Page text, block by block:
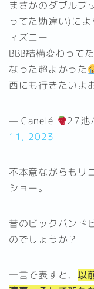
まさかのダブルブ
ってた勘違い)に
ィズニー
BBB結構変わって
なった超よかった
西にも行きたいよ
— Canelé 27池
11, 2023
不本意ながらもリ
ショー。
昔のビックバンド
のでしょうか？
一言で表すと、 以